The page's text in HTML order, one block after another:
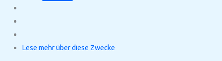
Lese mehr über diese Zwecke